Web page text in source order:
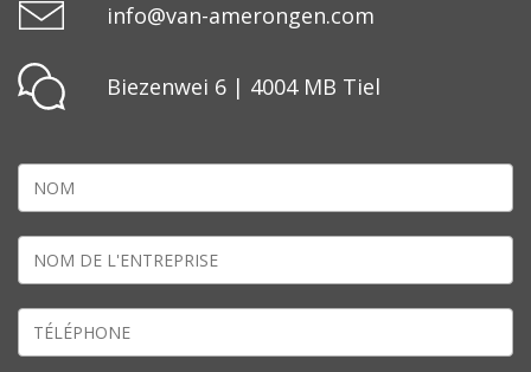
info@van-amerongen.com
Biezenwei 6 | 4004 MB Tiel